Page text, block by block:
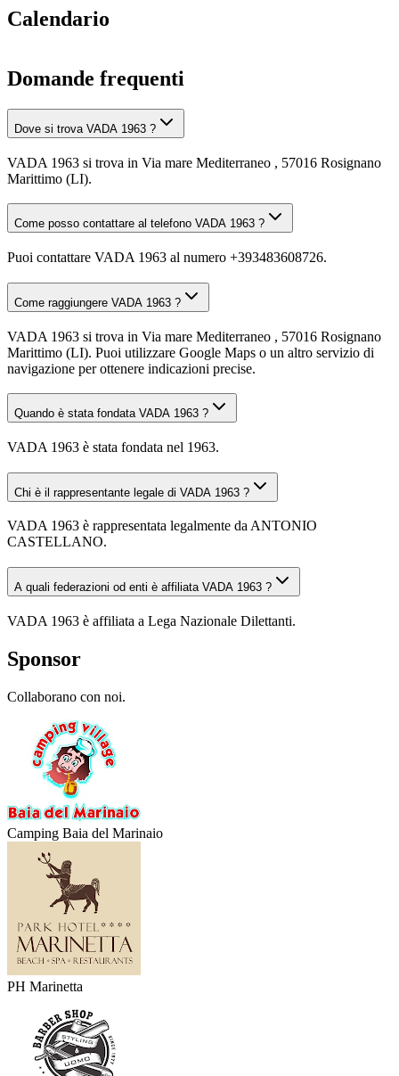
Calendario
Domande frequenti
Dove si trova VADA 1963 ?
VADA 1963 si trova in Via mare Mediterraneo , 57016 Rosignano
Marittimo (LI).
Come posso contattare al telefono VADA 1963 ?
Puoi contattare VADA 1963 al numero +393483608726.
Come raggiungere VADA 1963 ?
VADA 1963 si trova in Via mare Mediterraneo , 57016 Rosignano
Marittimo (LI). Puoi utilizzare Google Maps o un altro servizio di
navigazione per ottenere indicazioni precise.
Quando è stata fondata VADA 1963 ?
VADA 1963 è stata fondata nel 1963.
Chi è il rappresentante legale di VADA 1963 ?
VADA 1963 è rappresentata legalmente da ANTONIO
CASTELLANO.
A quali federazioni od enti è affiliata VADA 1963 ?
VADA 1963 è affiliata a Lega Nazionale Dilettanti.
Sponsor
Collaborano con noi.
Camping Baia del Marinaio
PH Marinetta